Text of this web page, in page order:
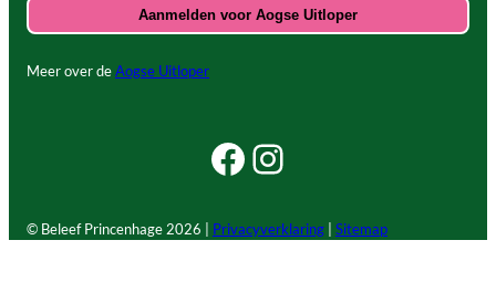
Meer over deAogse Uitloper
Facebook Beleef Princenhage
Instagram Beleef Princenhage
© Beleef Princenhage 2026 | Privacyverklaring Sitemap